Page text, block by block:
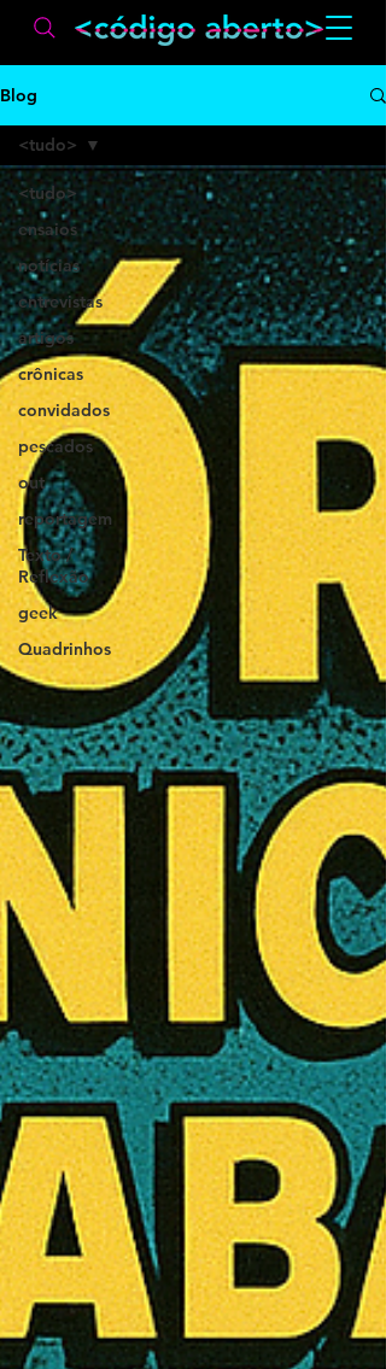
Blog
<tudo>
ensaios
notícias
entrevistas
artigos
crônicas
convidados
pescados
out
reportagem
Texto /
Reflexão
geek
Quadrinhos
<tudo>